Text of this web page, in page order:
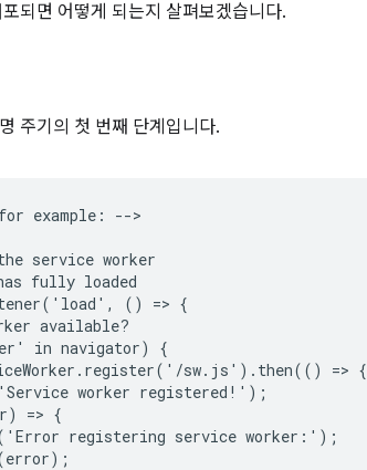
되면 어떻게 되는지 살펴보겠습니다.
주기의 첫 번째 단계입니다.
example: -->
service worker
fully loaded
() => {
available?
in navigator) {
sw.js').then(() => {
worker registered!');
=> {
registering service worker:');